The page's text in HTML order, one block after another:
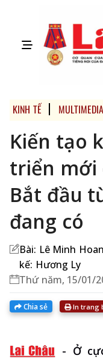
KINH TẾ MULTIMEDIA
Kiến tạo
triển mới
Bắt đầu
đang có
Bài: Lê Minh
kế: Hương Ly
Thứ năm, 15/01/
Chia sẻ In trang
- Ở